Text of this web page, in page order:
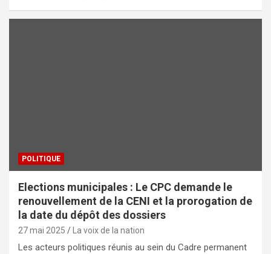
POLITIQUE
Elections municipales : Le CPC demande le
renouvellement de la CENI et la prorogation de
la date du dépôt des dossiers
27 mai 2025 La voix de la nation
Les acteurs politiques réunis au sein du Cadre permanent